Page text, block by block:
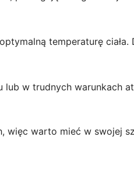
temperaturę ciała.
w trudnych warunkach
więc warto mieć w swojej